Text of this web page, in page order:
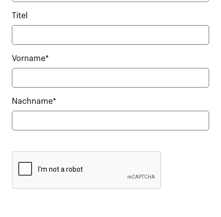
Titel
Vorname*
Nachname*